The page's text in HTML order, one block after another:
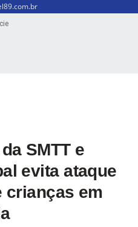
SMTT e
evita ataque
crianças em